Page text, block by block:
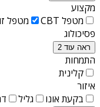
מקצוע
מטפל CBT
מטפל
פסיכולוג
ראה עוד 2
התמחות
קלינית
איזור
בקעת אונו
גליל